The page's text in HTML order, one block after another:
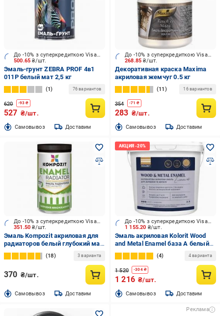
500.65₴/шт.
До -10% з суперкредиткою Visa Вигода
Эмаль-грунт ZEBRA PROF 4в1
011P белый мат 2,5 кг
1 76 вариантов
620 -93 ₴
527 ₴/шт.
Cамовывоз Доставим
268.85₴/шт.
До -10% з суперкредиткою Visa Вигода
Декоративная краска Maxima
акриловая жемчуг 0.5 кг
11 16 вариантов
354 -71 ₴
283 ₴/шт.
Cамовывоз Доставим
351.50₴/шт.
До -10% з суперкредиткою Visa Вигода
Эмаль Kompozit акриловая для
радиаторов белый глубокий мат
0,75 л
18 3 варианта
370 ₴/шт.
Cамовывоз Доставим
1 155.20 ₴/шт.
До -10% з суперкредиткою Visa Вигода
Эмаль акриловая Kolorit Wood
and Metal Enamel база А белый
полумат 2 л
4 4 варианта
1 520 -304₴
1 216 ₴/шт.
Cамовывоз Доставим
Реклама